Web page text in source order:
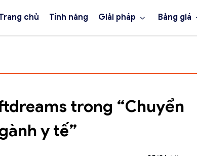
chủ Tính năng Giải pháp Bảng giá
trong “Chuyển
y tế”